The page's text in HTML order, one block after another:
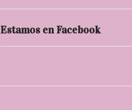
Estamos en Facebook